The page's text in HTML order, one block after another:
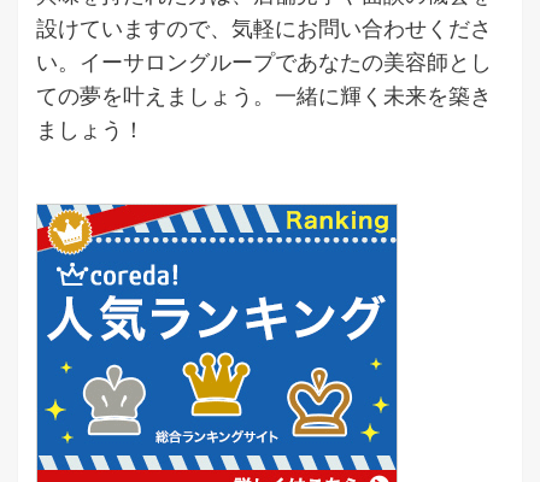
設けていますので、気軽にお問い合わせくださ
い。イーサロングループであなたの美容師とし
ての夢を叶えましょう。一緒に輝く未来を築き
ましょう！